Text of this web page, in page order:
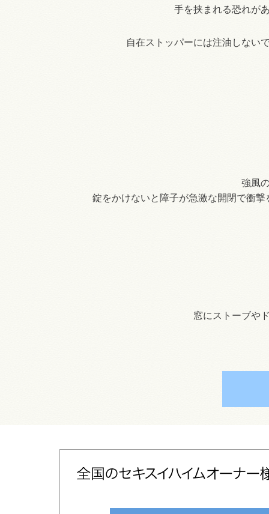
手を挟まれる恐れが
自在ストッパーには注油しない
強風
錠をかけないと障子が急激な開閉で衝
窓にストーブや